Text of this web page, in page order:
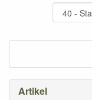
Artikel